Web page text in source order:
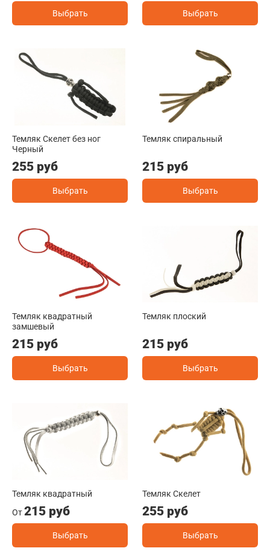
Выбрать Выбрать
Темляк Скелет без ног
Черный
255 руб
Выбрать
Темляк спиральный
215 руб
Выбрать
Темляк квадратный
замшевый
215 руб
Выбрать
Темляк плоский
215 руб
Выбрать
Темляк квадратный
От215 руб
Выбрать
Темляк Скелет
255 руб
Выбрать